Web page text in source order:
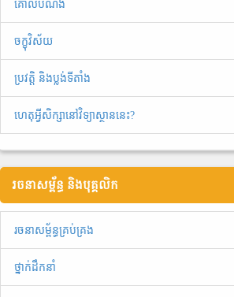
គោលបំណង
ចក្ខុវិស័យ
ប្រវត្តិ និងប្លង់ទីតាំង
ហេតុអ្វីសិក្សានៅវិទ្យាស្ថាននេះ?
រចនាសម្ព័ន្ធ និងបុគ្គលិក
រចនាសម្ព័ន្ធគ្រប់គ្រង
ថ្នាក់ដឹកនាំ